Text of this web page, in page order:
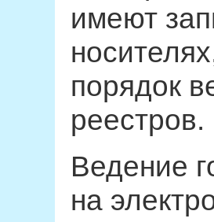
имеют
порядок
реестров.
Ведение
на